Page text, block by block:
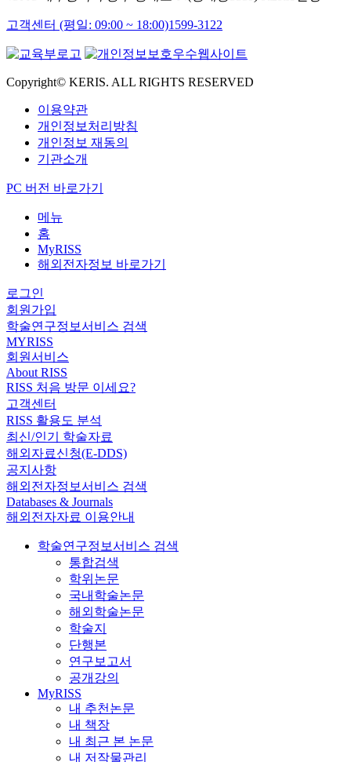
고객센터 (평일: 09:00 ~ 18:00)1599-3122
Copyright© KERIS. ALL RIGHTS RESERVED
이용약관
개인정보처리방침
개인정보 재동의
기관소개
PC 버전 바로가기
메뉴
홈
MyRISS
해외전자정보 바로가기
로그인
회원가입
학술연구정보서비스 검색
MYRISS
회원서비스
About RISS
RISS 처음 방문 이세요?
고객센터
RISS 활용도 분석
최신/인기 학술자료
해외자료신청(E-DDS)
공지사항
해외전자정보서비스 검색
Databases & Journals
해외전자자료 이용안내
학술연구정보서비스 검색
통합검색
학위논문
국내학술논문
해외학술논문
학술지
단행본
연구보고서
공개강의
MyRISS
내 추천논문
내 책장
내 최근 본 논문
내 저작물관리